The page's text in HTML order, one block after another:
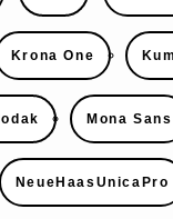
Krona One
Mona Sans
NeueHaasUnicaPro